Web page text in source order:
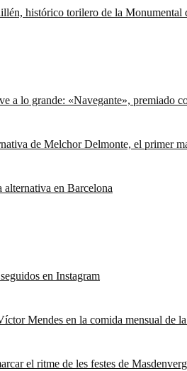
histórico torilero de la
a lo grande: «Navegante», premiado
de Melchor Delmonte, el primer
alternativa en Barcelona
en Instagram
Mendes en la comida mensual de
el ritme de les festes de